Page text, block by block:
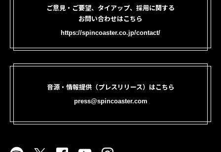
ご意見・ご要望、タイアップ、採用に関する
お問い合わせはこちら
https://spincoaster.co.jp/contact/
音源・情報提供（プレスリリース）はこちら
press@spincoaster.com